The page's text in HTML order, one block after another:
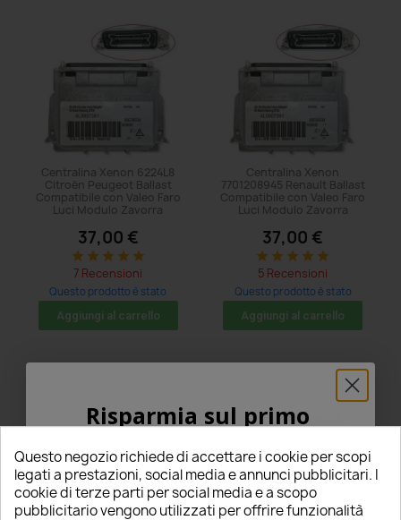
Centralina Xenon 6224L8
Citroën Peugeot Ballast
Compatibile con Valeo Faro
Luci Modulo Zavorra
37,00 €
star star star star star
7 Recensioni
Questo prodotto è stato
acquistato: 20 volte
Aggiungi al carrello
Centralina Xenon
7701208945 Renault Ballast
Compatibile con Valeo Faro
Luci Modulo Zavorra
37,00 €
star star star star star
5 Recensioni
Questo prodotto è stato
acquistato: 11 volte
Aggiungi al carrello
Questo negozio richiede di accettare i cookie per scopi
legati a prestazioni, social media e annunci pubblicitari. I
cookie di terze parti per social media e a scopo
pubblicitario vengono utilizzati per offrire funzionalità
Risparmia sul primo
5% PER TE!